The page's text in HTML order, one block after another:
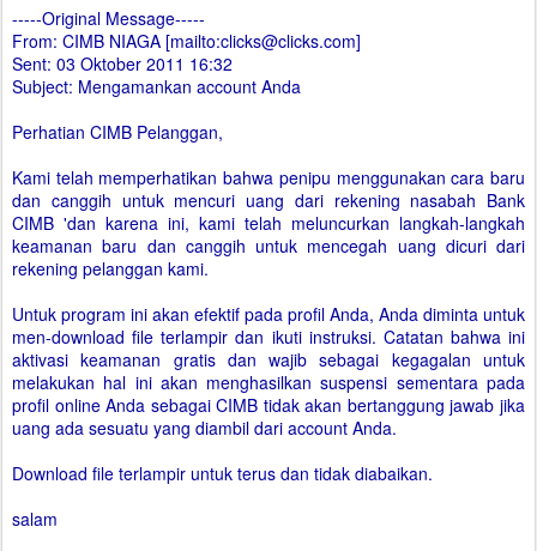
-----Original Message-----
From: CIMB NIAGA [mailto:clicks@clicks.com]
Sent: 03 Oktober 2011 16:32
Subject: Mengamankan account Anda
Perhatian CIMB Pelanggan,
Kami telah memperhatikan bahwa penipu menggunakan cara baru
dan canggih untuk mencuri uang dari rekening nasabah Bank
CIMB 'dan karena ini, kami telah meluncurkan langkah-langkah
keamanan baru dan canggih untuk mencegah uang dicuri dari
rekening pelanggan kami.
Untuk program ini akan efektif pada profil Anda, Anda diminta untuk
men-download file terlampir dan ikuti instruksi. Catatan bahwa ini
aktivasi keamanan gratis dan wajib sebagai kegagalan untuk
melakukan hal ini akan menghasilkan suspensi sementara pada
profil online Anda sebagai CIMB tidak akan bertanggung jawab jika
uang ada sesuatu yang diambil dari account Anda.
Download file terlampir untuk terus dan tidak diabaikan.
salam